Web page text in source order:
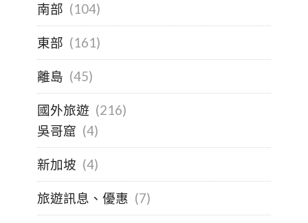
南部 (104)
東部 (161)
離島 (45)
國外旅遊 (216)
吳哥窟 (4)
新加坡 (4)
旅遊訊息、優惠 (7)